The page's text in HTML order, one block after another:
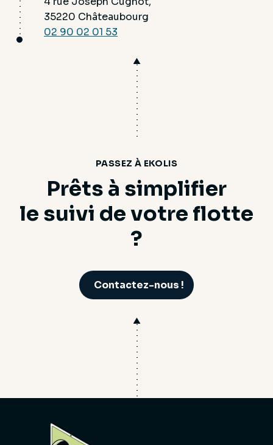
35220 Châteaubourg
02 90 02 01 53
PASSEZ À EKOLIS
Prêts à simplifier
le suivi de votre flotte
?
Contactez-nous !